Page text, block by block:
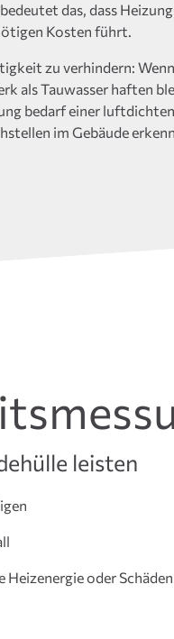
das, dass
Kosten führt.
zu verhindern:
als Tauwasser haften
bedarf einer
im Gebäude
leisten
oder Schäden